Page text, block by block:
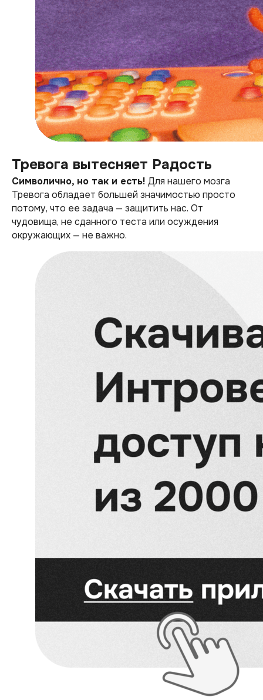
Тревога вытесняет Радость
Символично, но так и есть! Для нашего мозга
Тревога обладает большей значимостью просто
потому, что ее задача — защитить нас. От
чудовища, не сданного теста или осуждения
окружающих — не важно.